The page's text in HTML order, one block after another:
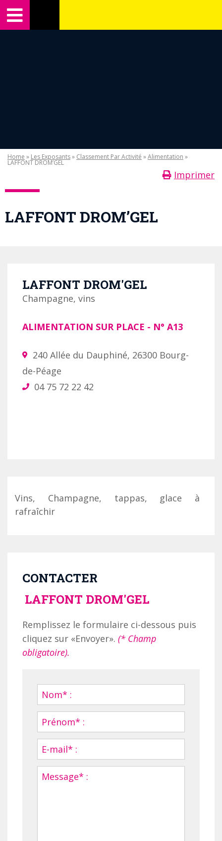
Home » Les Exposants» Classement Par Activité »Alimentation »
LAFFONT DROM’GEL
Imprimer
LAFFONT DROM’GEL
LAFFONT DROM'GEL
Champagne, vins
ALIMENTATION SUR PLACE - N° A13
240 Allée du Dauphiné, 26300 Bourg-
de-Péage
04 75 72 22 42
Vins, Champagne, tappas, glace à
rafraîchir
CONTACTER
LAFFONT DROM'GEL
Remplissez le formulaire ci-dessous puis
cliquez sur «Envoyer». (* Champ
obligatoire).